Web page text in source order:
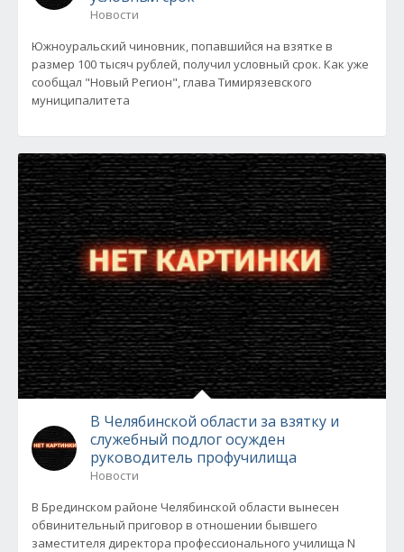
Новости
Южноуральский чиновник, попавшийся на взятке в
размер 100 тысяч рублей, получил условный срок. Как уже
сообщал "Новый Регион", глава Тимирязевского
муниципалитета
В Челябинской области за взятку и
служебный подлог осужден
руководитель профучилища
Новости
В Брединском районе Челябинской области вынесен
обвинительный приговор в отношении бывшего
заместителя директора профессионального училища N